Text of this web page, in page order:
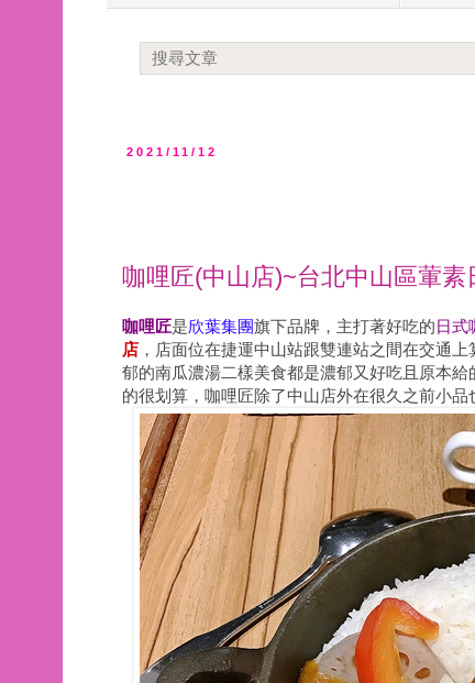
2021/11/12
咖哩匠(中山店)~台北中山區葷素
咖哩匠是欣葉集團旗下品牌，主打著好吃的日式
店 ，店面位在捷運中山站跟雙連站之間在交通
郁的南瓜濃湯二樣美食都是濃郁又好吃且原本
的很划算，咖哩匠除了中山店外在很久之前小品